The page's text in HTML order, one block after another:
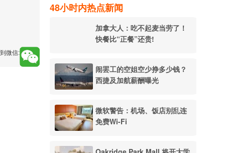
48小时内热点新闻
加拿大人：吃不起麦当劳了！
快餐比“正餐”还贵!
闹罢工的空姐空少挣多少钱？
西捷及加航薪酬曝光
微软警告：机场、饭店别乱连
免费Wi-Fi
微信: